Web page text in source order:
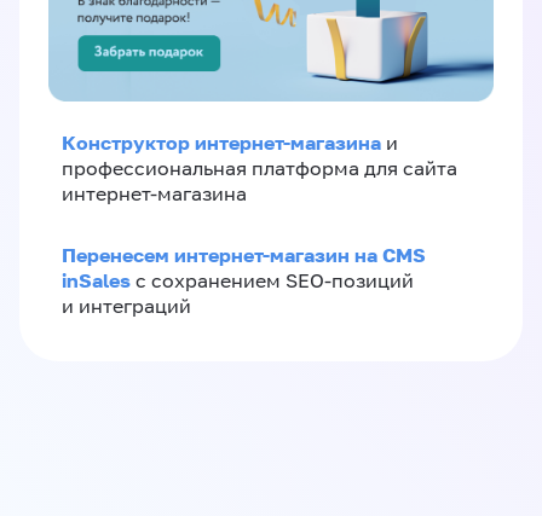
Конструктор интернет-магазина и
профессиональная платформа для сайта
интернет-магазина
Перенесем интернет-магазин на CMS
inSales с сохранением SEO-позиций
и интеграций